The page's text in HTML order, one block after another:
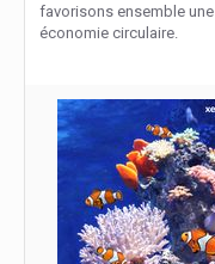
favorisons ensemble une
économie circulaire.